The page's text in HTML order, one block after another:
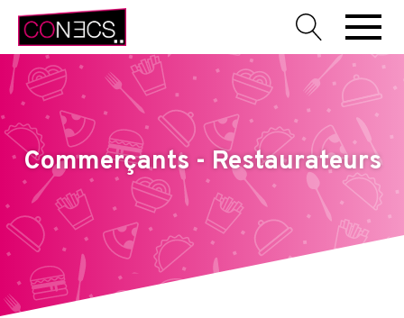
Commerçants - Restaurateurs